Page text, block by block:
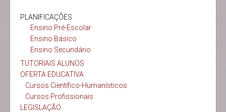
PLANIFICAÇÕES
Ensino Pré-Escolar
Ensino Básico
Ensino Secundário
TUTORIAIS ALUNOS
OFERTA EDUCATIVA
Cursos Científico-Humanísticos
Cursos Profissionais
LEGISLAÇÃO